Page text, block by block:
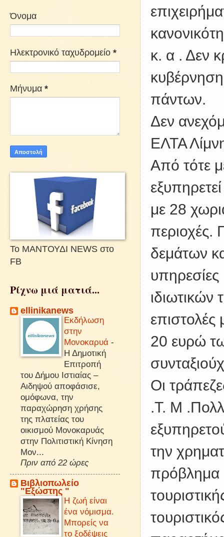
κ. α . Δεν
πάντων.
Δεν
ΕΛΤΑ
Από τότε
με 28
περιοχές.
δεμάτων
επιστολές
20 ευρώ
Οι
.Τ. Μ
την
πρόβλημα
Όνομα
Ηλεκτρονικό ταχυδρομείο *
Μήνυμα *
Το ΜΑΝΤΟΥΔΙ NEWS στο
FB
Ρίχνω μιά ματιά...
ellinikanews
Εκδήλωση
στην
Μονοκαρυά -
Η Δημοτική
Επιτροπή
του Δήμου Ιστιαίας –
Αιδηψού αποφάσισε,
ομόφωνα, την
παραχώρηση χρήσης
της πλατείας του
οικισμού Μονοκαρυάς
στην Πολιτιστική Κίνηση
Μον...
Πριν από 22 ώρες
Βιβλιοπωλείο
"Εξώστης "
Η ζωή είναι
ένα νόμισμα.
Μπορείς να
το ξοδέψεις